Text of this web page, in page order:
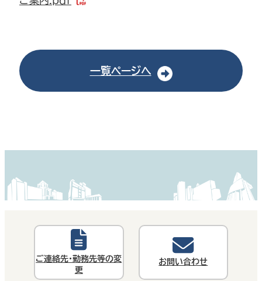
一覧ページへ
ご連絡先・勤務先等の変
更
お問い合わせ